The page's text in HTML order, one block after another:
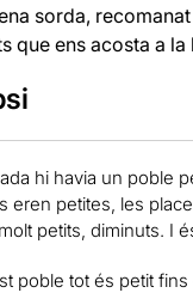
sorda,
que ens acosta a
hi havia un poble
eren petites, les
petits, diminuts. I
poble tot és petit